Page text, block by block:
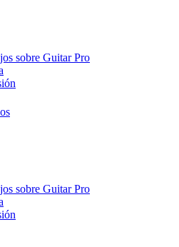
sobre Guitar Pro
sobre Guitar Pro